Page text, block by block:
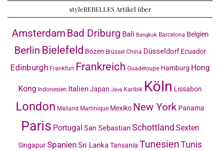
styleREBELLES Artikel über
Amsterdam Bad Driburg Bali Bangkok Barcelona Belgien
Berlin Bielefeld Bozen Brüssel China Düsseldorf Ecuador
Edinburgh Frankfurt Frankreich Guadeloupe Hamburg Hong
Kong Indonesien ItalienJapan Java Karibik Köln Lissabon
London Mailand Martinique Mexiko New York Panama
Paris Portugal San SebastianSchottland Sexten
SingapurSpanienSri LankaTansania TunesienTunis